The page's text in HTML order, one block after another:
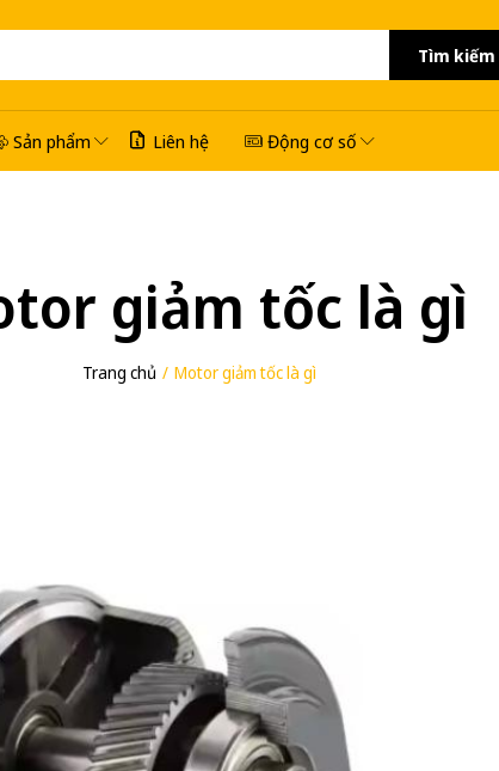
Tìm kiếm
Sản phẩm Liên hệ Động cơ số
giảm tốc là gì
Trang chủ Motor giảm tốc là gì